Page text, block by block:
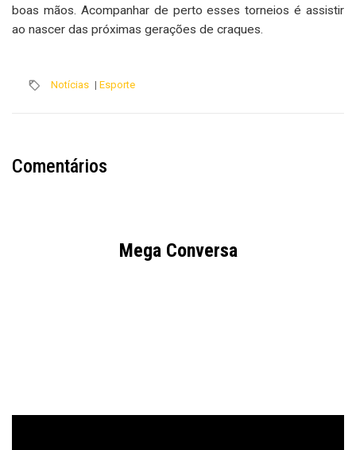
boas mãos. Acompanhar de perto esses torneios é assistir
ao nascer das próximas gerações de craques.
Notícias | Esporte
Comentários
Mega Conversa